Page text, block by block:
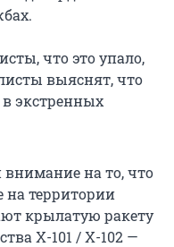
что это упало,
выяснят, что
в экстренных
на то, что
на территории
крылатую ракету
Х-101 / Х-102 —